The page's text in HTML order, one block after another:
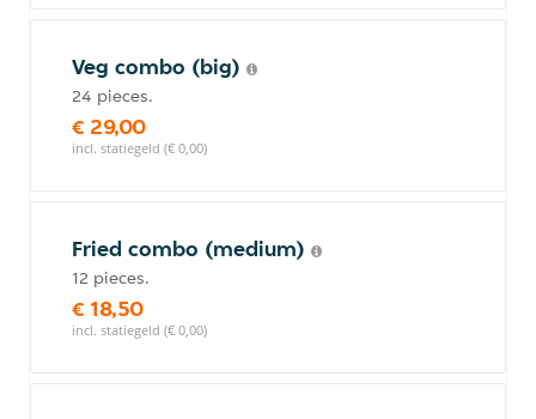
Veg combo (big)
24 pieces.
€ 29,00
incl. statiegeld (€ 0,00)
Fried combo (medium)
12 pieces.
€ 18,50
incl. statiegeld (€ 0,00)